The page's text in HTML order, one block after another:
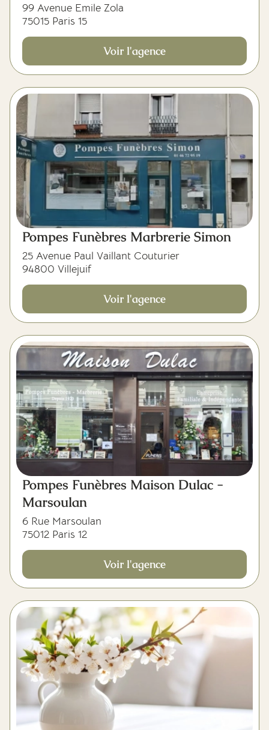
99 Avenue Emile Zola
75015 Paris 15
Voir l'agence
Pompes Funèbres Marbrerie Simon
25 Avenue Paul Vaillant Couturier
94800 Villejuif
Voir l'agence
Pompes Funèbres Maison Dulac -
Marsoulan
6 Rue Marsoulan
75012 Paris 12
Voir l'agence